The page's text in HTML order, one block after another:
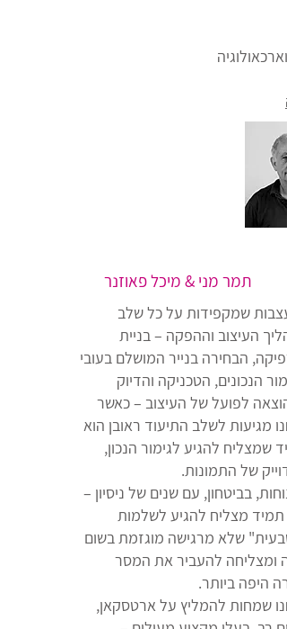
תמר מני & מיכל פאוזנר
שמקפידות על כל שלב
העיצוב וההפקה – בניית
הבחירה בנייר המושלם בעובי
הנכונים, הטכניקה והדיוק
לפועל של העיצוב – כאשר
מגיעות לשלב התיעוד ראובן הוא
שמצליח להגיע לגימור הנכון,
של התמונות.
בביטחון, עם שנים של ניסיון –
תמיד מצליח להגיע לשלמות
שלא מרגישה מוגזמת בשום
ומצליחה להעביר את המסר
היפה ביותר.
שמחות להמליץ על ארטסקאן,